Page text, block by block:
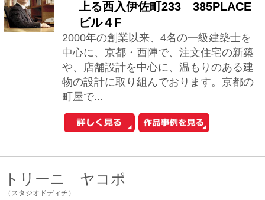
浪瀬朝夫
（（株）浪瀨建築設計事務所）
大阪府大阪市淀川区西宮原1-8-
33 日宝新大阪第二ビル7階
「その先も快適な暮らし」へをテーマに
様々なご要望にお応えし、美しく快適な
個人住宅をつくっており、数年経た後も
クライアントの皆様から笑顔をいただい
ております...
（一級建築士事務所 株式会社SWING）
大阪府大阪市西区立売堀6-6-18橘